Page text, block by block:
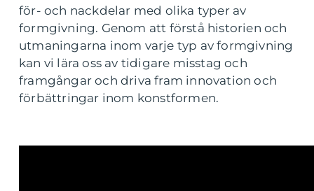
för- och nackdelar med olika typer av
formgivning. Genom att förstå historien och
utmaningarna inom varje typ av formgivning
kan vi lära oss av tidigare misstag och
framgångar och driva fram innovation och
förbättringar inom konstformen.